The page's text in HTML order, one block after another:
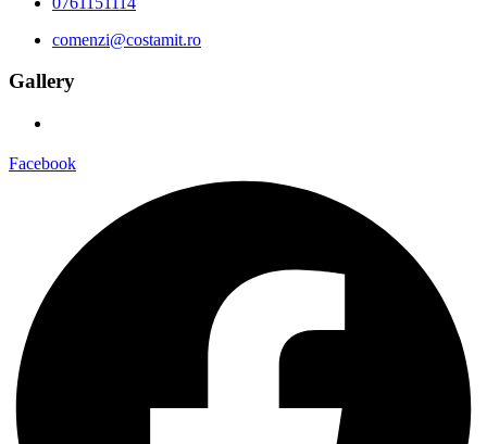
comenzi@costamit.ro
Gallery
Facebook